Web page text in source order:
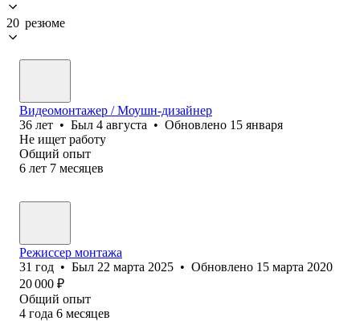
20 резюме
Видеомонтажер / Моушн-дизайнер
36 лет • Был 4 августа • Обновлено 15 января
Не ищет работу
Общий опыт
6 лет 7 месяцев
Режиссер монтажа
31 год • Был 22 марта 2025 • Обновлено 15 марта 2020
20 000 ₽
Общий опыт
4 года 6 месяцев